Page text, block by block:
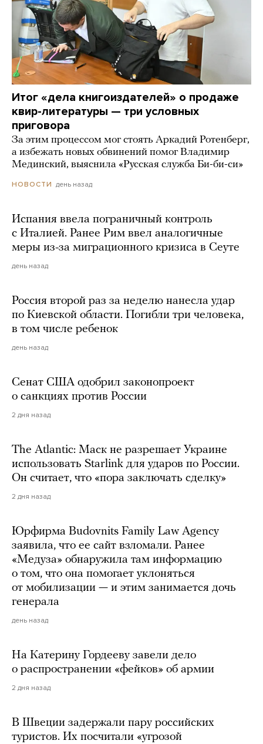
Итог «дела книгоиздателей» о продаже
квир-литературы — три условных
приговора
За этим процессом мог стоять Аркадий Ротенберг,
а избежать новых обвинений помог Владимир
Мединский, выяснила «Русская служба Би-би-си»
НОВОСТИ день назад
Испания ввела пограничный контроль
с Италией. Ранее Рим ввел аналогичные
меры из-за миграционного кризиса в Сеуте
день назад
Россия второй раз за неделю нанесла удар
по Киевской области. Погибли три человека,
в том числе ребенок
день назад
Сенат США одобрил законопроект
о санкциях против России
2 дня назад
The Atlantic: Маск не разрешает Украине
использовать Starlink для ударов по России.
Он считает, что «пора заключать сделку»
2 дня назад
Юрфирма Budovnits Family Law Agency
заявила, что ее сайт взломали. Ранее
«Медуза» обнаружила там информацию
о том, что она помогает уклоняться
от мобилизации — и этим занимается дочь
генерала
день назад
На Катерину Гордееву завели дело
о распространении «фейков» об армии
2 дня назад
В Швеции задержали пару российских
туристов. Их посчитали «угрозой